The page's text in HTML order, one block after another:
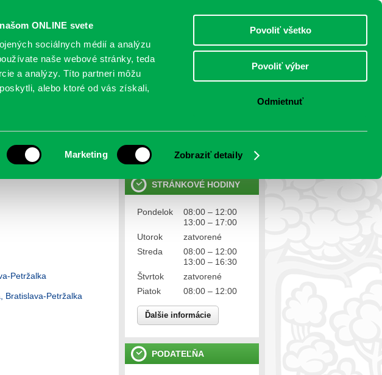
ONLINE svete
sociálnych médií a analýzu
naše webové stránky, teda
a analýzy. Títo partneri môžu
alebo ktoré od vás získali,
Marketing Zobraziť detaily
Povoliť všetko
Povoliť výber
Odmietnuť
PETRŽALSKÉ KONTO
MAPY TLAČIVÁ KONTAKTY
Ochrana osobných údajov
STRÁNKOVÉ HODINY
Pondelok
08:00 – 12:00
13:00 – 17:00
Utorok
zatvorené
Streda
08:00 – 12:00
13:00 – 16:30
Štvrtok
zatvorené
Piatok
08:00 – 12:00
Ďalšie informácie
PODATEĽŇA
Petržalka
Bratislava-Petržalka